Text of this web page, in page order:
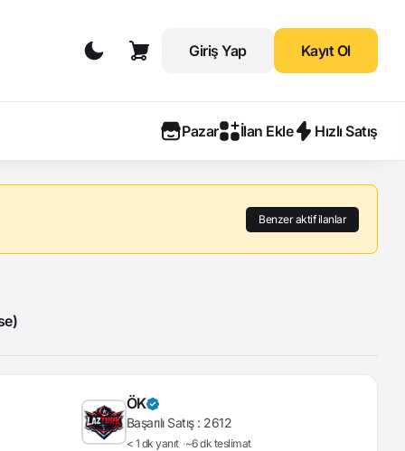
Giriş Yap Kayıt Ol
Pazar İlan Ekle Hızlı Satış
Benzer aktif ilanlar
ÖK
Başarılı Satış : 2612
< 1 dk yanıt ~6 dk teslimat